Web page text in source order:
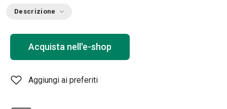
Descrizione
Acquista nell'e-shop
Aggiungi ai preferiti